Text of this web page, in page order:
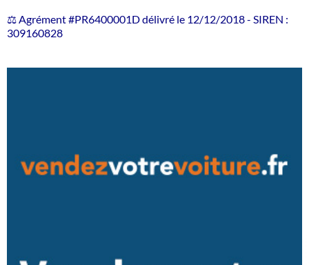
⚖️ Agrément #PR6400001D délivré le 12/12/2018 - SIREN :
309160828